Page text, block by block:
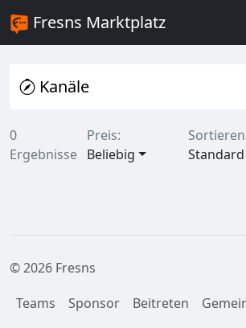
Fresns Marktplatz
Kanäle
0
Ergebnisse
Preis:
Beliebig
Standard
© 2026 Fresns
Teams
Sponsor Beitreten